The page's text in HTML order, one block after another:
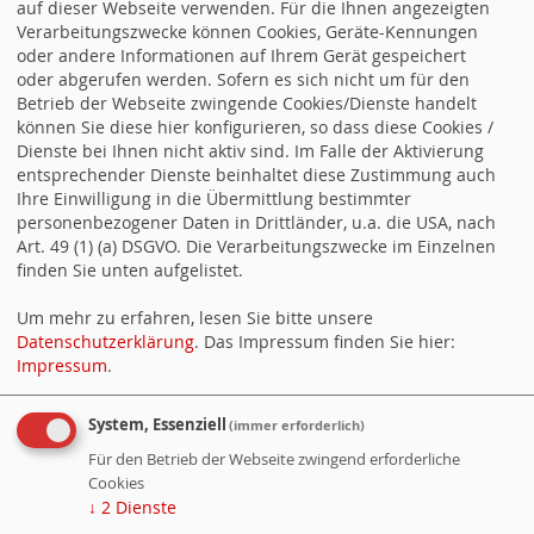
individuelle Schicksale. „Aktuell sind weltweit über 117 Millionen
Menschen auf der Flucht, darunter viele Kinder, oftmals ohne die
Begleitung… Gabriela Heinrich zum Weltflüchtlingstag weiterlesen
Ein Service vonwebsozis.info
Besucherzähler
Besucher:410328
Heute:
68
SPD Sachsen Newsletter
Die aktuellen Nachrichten der SPD Sachsen bequem per E-Mail
auf Ihren Rechner finden Siehier.
auf dieser Webseite verwenden. Für die Ihnen angezeigten
Verarbeitungszwecke können Cookies, Geräte-Kennungen
oder andere Informationen auf Ihrem Gerät gespeichert
oder abgerufen werden. Sofern es sich nicht um für den
Betrieb der Webseite zwingende Cookies/Dienste handelt
können Sie diese hier konfigurieren, so dass diese Cookies /
Dienste bei Ihnen nicht aktiv sind. Im Falle der Aktivierung
entsprechender Dienste beinhaltet diese Zustimmung auch
Ihre Einwilligung in die Übermittlung bestimmter
personenbezogener Daten in Drittländer, u.a. die USA, nach
Art. 49 (1) (a) DSGVO. Die Verarbeitungszwecke im Einzelnen
finden Sie unten aufgelistet.
Um mehr zu erfahren, lesen Sie bitte unsere
Datenschutzerklärung. Das Impressum finden Sie hier:
Impressum.
System, Essenziell (immer erforderlich)
Für den Betrieb der Webseite zwingend erforderliche
Cookies
↓ 2 Dienste